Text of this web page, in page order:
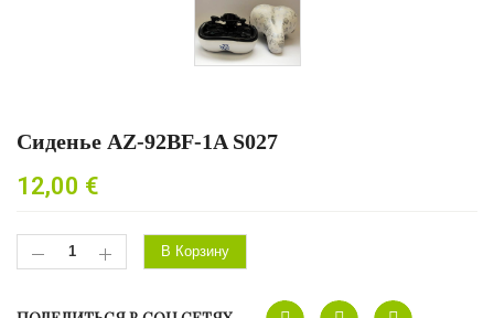
Сиденье AZ-92BF-1A S027
12,00 €
В Корзину